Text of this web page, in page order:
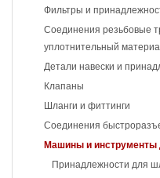
Фильтры и
Соединения резьбовые
уплотнительный
Детали навески и
Клапаны
Шланги и фиттинги
Соединения
Машины и инструменты
Принадлежности для